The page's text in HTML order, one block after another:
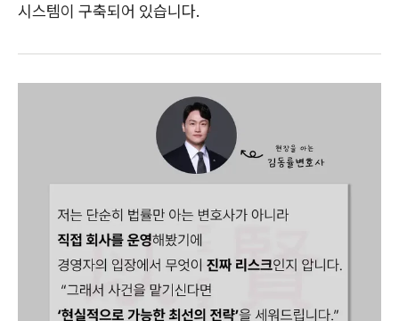
시스템이 구축되어 있습니다.